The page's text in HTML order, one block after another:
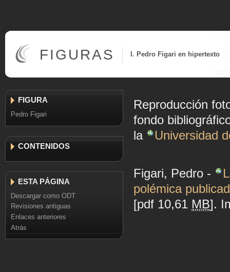
FIGURAS I. Pedro Figari en hipertexto
FIGURA
Pedro Figari
CONTENIDOS
ESTA PÁGINA
Descargar como ODT
Revisiones antiguas
Enlaces anteriores
Atrás
Reproducción
fondo
la
Universidad
Figari, Pedro -
polémica
[pdf 10,61 MB].